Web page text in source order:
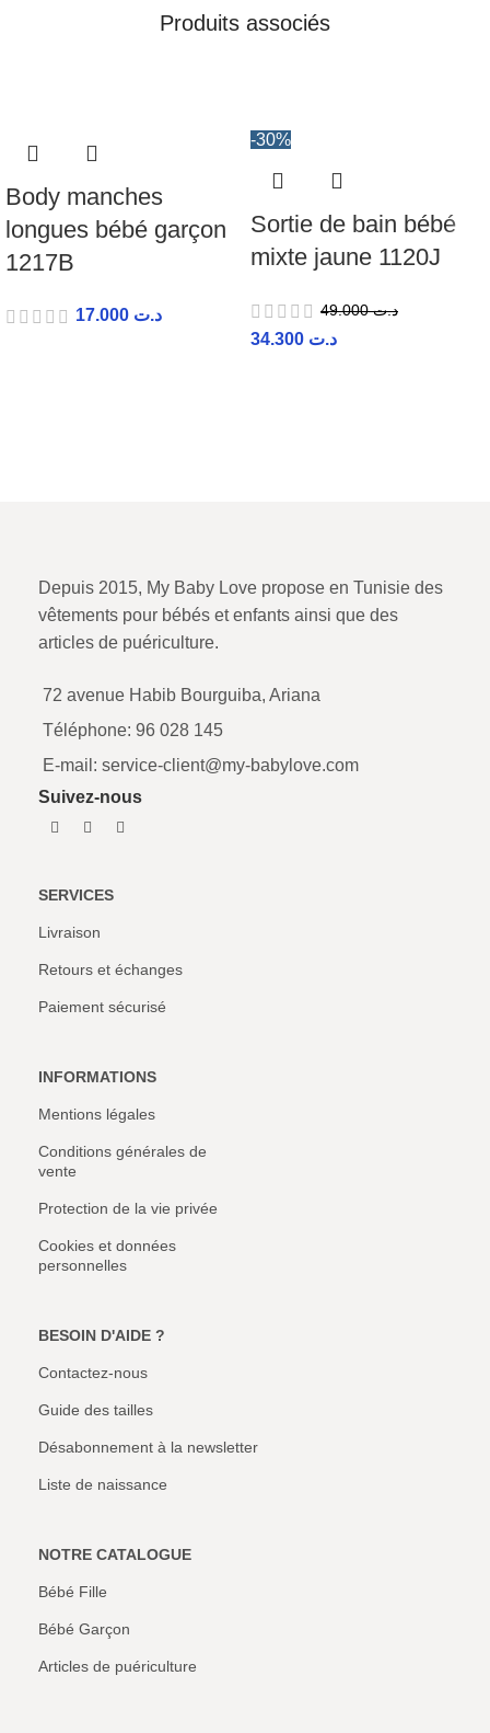
Produits associés
Body manches
longues bébé garçon
1217B
د.ت
-30%
Sortie de bain bébé
mixte jaune 1120J
د.ت49.000
د.ت
Depuis 2015, My Baby Love propose en Tunisie des
vêtements pour bébés et enfants ainsi que des
articles de puériculture.
72 avenue Habib Bourguiba, Ariana
Téléphone: 96 028 145
E-mail: service-client@my-babylove.com
Suivez-nous
SERVICES
Livraison
Retours et échanges
Paiement sécurisé
INFORMATIONS
Mentions légales
Conditions générales de
vente
Protection de la vie privée
Cookies et données
personnelles
BESOIN D'AIDE ?
Contactez-nous
Guide des tailles
Désabonnement à la newsletter
Liste de naissance
NOTRE CATALOGUE
Bébé Fille
Bébé Garçon
Articles de puériculture